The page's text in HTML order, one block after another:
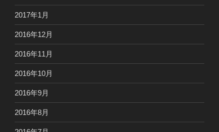
2017年1月
2016年12月
2016年11月
2016年10月
2016年9月
2016年8月